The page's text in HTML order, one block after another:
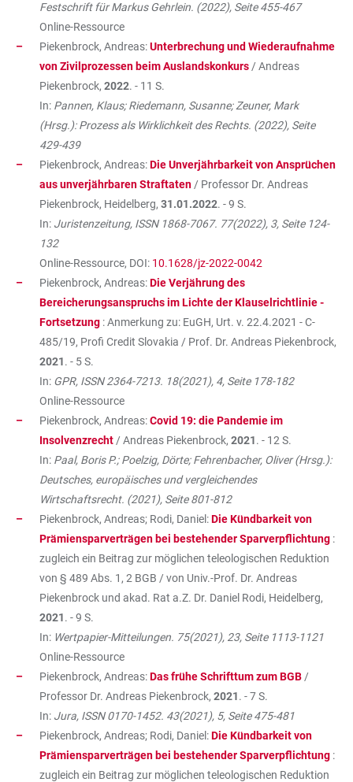
Festschrift für Markus Gehrlein. (2022), Seite 455-467
Online-Ressource
Piekenbrock, Andreas:Unterbrechung und Wiederaufnahme
von Zivilprozessen beim Auslandskonkurs / Andreas
Piekenbrock, 2022. - 11 S.
In: Pannen, Klaus; Riedemann, Susanne; Zeuner, Mark
(Hrsg.): Prozess als Wirklichkeit des Rechts. (2022), Seite
429-439
Piekenbrock, Andreas:Die Unverjährbarkeit von Ansprüchen
aus unverjährbaren Straftaten / Professor Dr. Andreas
Piekenbrock, Heidelberg, 31.01.2022. - 9 S.
In: Juristenzeitung, ISSN 1868-7067. 77(2022), 3, Seite 124-
132
Online-Ressource, DOI: 10.1628/jz-2022-0042
Piekenbrock, Andreas:Die Verjährung des
Bereicherungsanspruchs im Lichte der Klauselrichtlinie -
Fortsetzung : Anmerkung zu: EuGH, Urt. v. 22.4.2021 - C-
485/19, Profi Credit Slovakia / Prof. Dr. Andreas Piekenbrock,
2021. - 5 S.
In: GPR, ISSN 2364-7213. 18(2021), 4, Seite 178-182
Online-Ressource
Piekenbrock, Andreas:Covid 19: die Pandemie im
Insolvenzrecht / Andreas Piekenbrock, 2021. - 12 S.
In: Paal, Boris P.; Poelzig, Dörte; Fehrenbacher, Oliver (Hrsg.):
Deutsches, europäisches und vergleichendes
Wirtschaftsrecht. (2021), Seite 801-812
Piekenbrock, Andreas; Rodi, Daniel:Die Kündbarkeit von
Prämiensparverträgen bei bestehender Sparverpflichtung :
zugleich ein Beitrag zur möglichen teleologischen Reduktion
von § 489 Abs. 1, 2 BGB / von Univ.-Prof. Dr. Andreas
Piekenbrock und akad. Rat a.Z. Dr. Daniel Rodi, Heidelberg,
2021. - 9 S.
In: Wertpapier-Mitteilungen. 75(2021), 23, Seite 1113-1121
Online-Ressource
Piekenbrock, Andreas:Das frühe Schrifttum zum BGB /
Professor Dr. Andreas Piekenbrock, 2021. - 7 S.
In: Jura, ISSN 0170-1452. 43(2021), 5, Seite 475-481
Piekenbrock, Andreas; Rodi, Daniel:Die Kündbarkeit von
Prämiensparverträgen bei bestehender Sparverpflichtung :
zugleich ein Beitrag zur möglichen teleologischen Reduktion